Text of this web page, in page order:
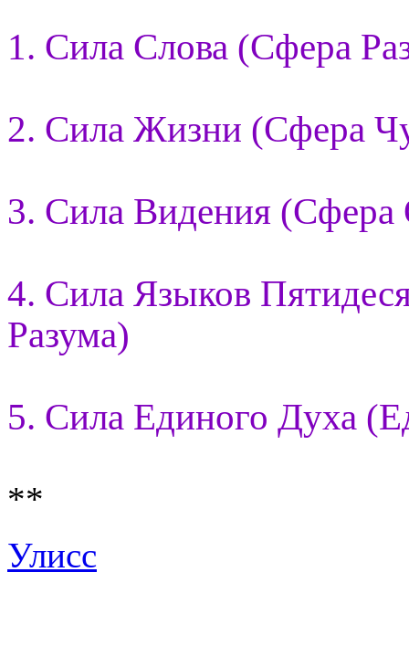
1. Сила Слова (Сфера
2. Сила Жизни (Сфера
3. Сила Видения (Сфера
4. Сила Языков
Разума)
5. Сила Единого Духа
**
Улисс